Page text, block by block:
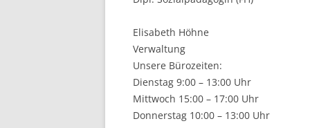
Elisabeth Höhne
Verwaltung
Unsere Bürozeiten:
Dienstag 9:00 – 13:00 Uhr
Mittwoch 15:00 – 17:00 Uhr
Donnerstag 10:00 – 13:00 Uhr